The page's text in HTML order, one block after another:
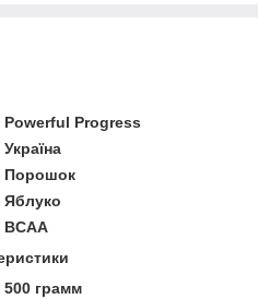
Powerful Progress
Україна
Порошок
Яблуко
BCAA
500 грамм